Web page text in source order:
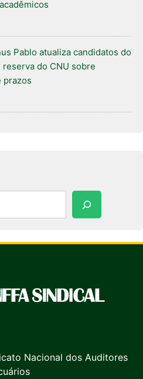
Pablo atualiza candidatos do
do CNU sobre
prazos
Nacional dos Auditores